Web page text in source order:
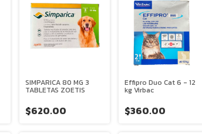
SIMPARICA 80 MG 3
TABLETAS ZOETIS
$620.00
Effipro Duo Cat 6 - 12
kg Virbac
$360.00